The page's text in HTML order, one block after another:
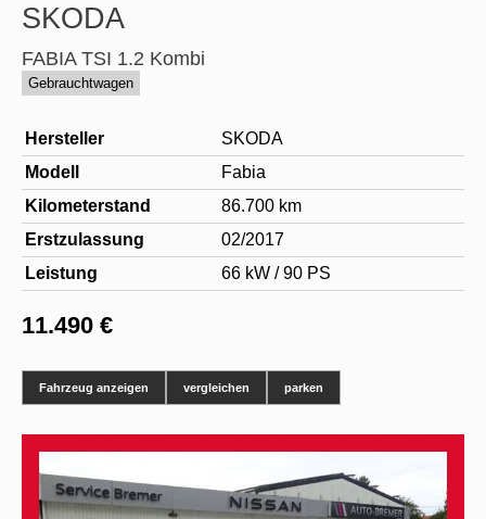
SKODA
FABIA TSI 1.2 Kombi
Gebrauchtwagen
Hersteller
SKODA
Modell
Fabia
Kilometerstand
86.700 km
Erstzulassung
02/2017
Leistung
66 kW / 90 PS
11.490 €
Fahrzeug anzeigen vergleichen parken